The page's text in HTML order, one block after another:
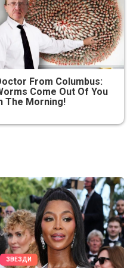
From Columbus:
Come Out Of You
The Morning!
ЗВЕЗДИ